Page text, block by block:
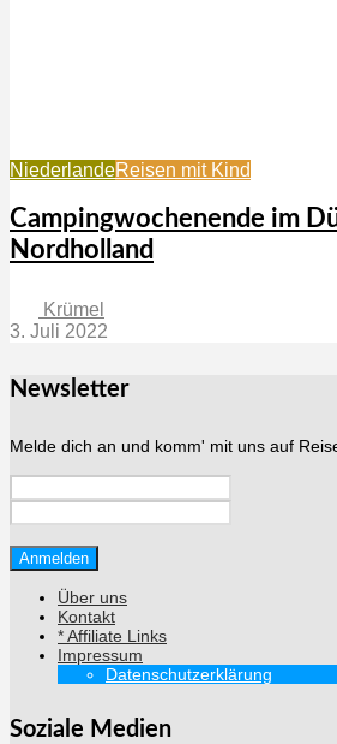
NiederlandeReisen mit Kind
Campingwochenende im
Nordholland
Krümel
3. Juli 2022
Newsletter
Melde dich an und komm' mit uns auf
Über uns
Kontakt
* Affiliate Links
Impressum
Datenschutzerklärung
Soziale Medien